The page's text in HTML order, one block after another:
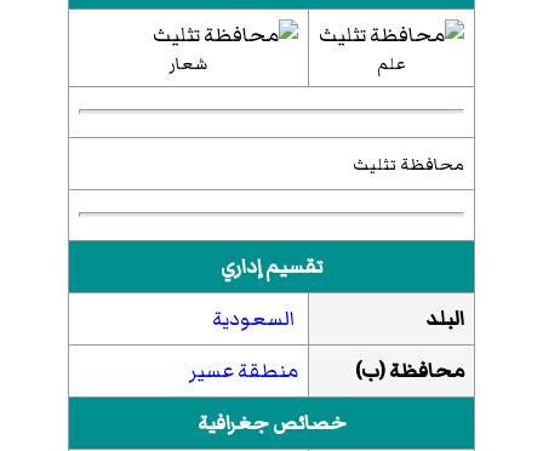
علم شعار
محافظة تثليث
تقسيم إداري
البلد
السعودية
محافظة (ب)
منطقة عسير
خصائص جغرافية